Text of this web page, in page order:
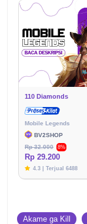
110 Diamonds
Mobile Legends
BV2SHOP
Rp 32.000
8%
Rp 29.200
4.3 | Terjual 6488
Akame ga Kill